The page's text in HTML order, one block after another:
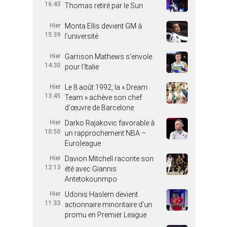
16:43
Thomas retiré par le Sun
Hier
15:39
Monta Ellis devient GM à
l’université
Hier
14:30
Garrison Mathews s’envole
pour l’Italie
Hier
13:45
Le 8 août 1992, la « Dream
Team » achève son chef
d’œuvre de Barcelone
Hier
10:50
Darko Rajakovic favorable à
un rapprochement NBA –
Euroleague
Hier
12:13
Davion Mitchell raconte son
été avec Giannis
Antetokounmpo
Hier
11:33
Udonis Haslem devient
actionnaire minoritaire d’un
promu en Premier League